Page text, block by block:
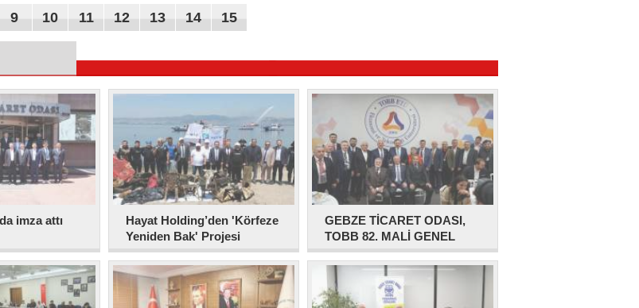
9 10 11 12 13 14 15
imza attı
Hayat Holding’den 'Körfeze
Yeniden Bak' Projesi
GEBZE TİCARET ODASI,
TOBB 82. MALİ GENEL
KURULU'NDA